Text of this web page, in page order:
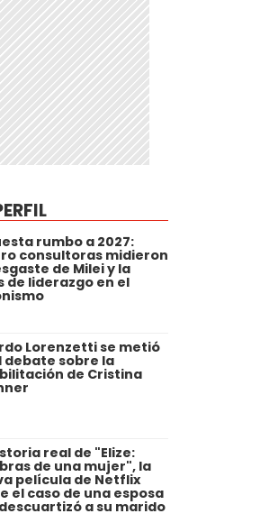
rumbo a 2027:
consultoras midieron
de Milei y la
de liderazgo en el
Lorenzetti se metió
debate sobre la
de Cristina
real de "Elize:
de una mujer", la
película de Netflix
el caso de una esposa
a su marido